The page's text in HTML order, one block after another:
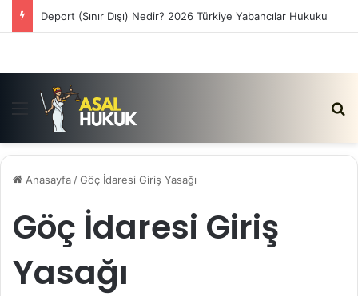
Deport (Sınır Dışı) Nedir? 2026 Türkiye Yabancılar Hukuku
Menü
Anasayfa /Göç İdaresi Giriş Yasağı
Göç İdaresi Giriş
Yasağı